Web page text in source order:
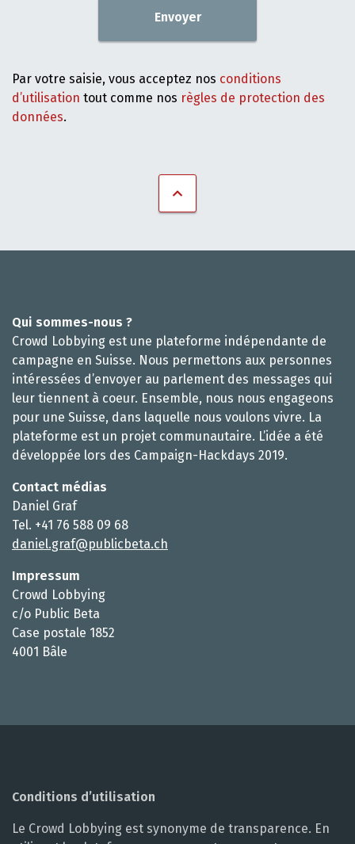
Envoyer
Par votre saisie, vous acceptez nos conditions
d’utilisation tout comme nos règles de protection des
données.
Qui sommes-nous ?
Crowd Lobbying est une plateforme indépendante de
campagne en Suisse. Nous permettons aux personnes
intéressées d’envoyer au parlement des messages qui
leur tiennent à coeur. Ensemble, nous nous engageons
pour une Suisse, dans laquelle nous voulons vivre. La
plateforme est un projet communautaire. L’idée a été
développée lors des Campaign-Hackdays 2019.
Contact médias
Daniel Graf
Tel. +41 76 588 09 68
daniel.graf@publicbeta.ch
Impressum
Crowd Lobbying
c/o Public Beta
Case postale 1852
4001 Bâle
Conditions d’utilisation
Le Crowd Lobbying est synonyme de transparence. En